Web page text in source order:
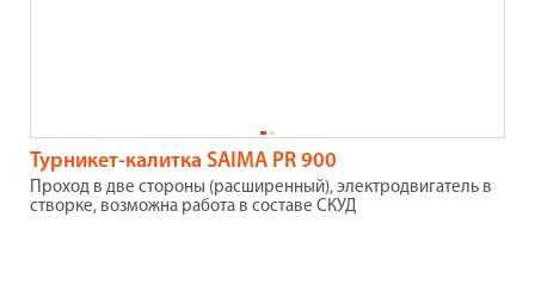
Турникет-калитка SAIMA PR 900
Проход в две стороны (расширенный), электродвигатель в
створке, возможна работа в составе СКУД